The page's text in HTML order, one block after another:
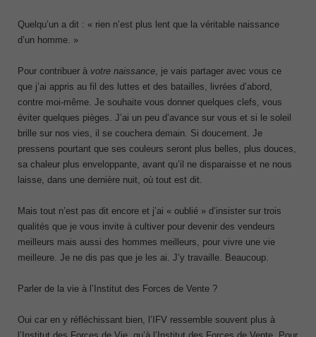
Quelqu’un a dit : « rien n’est plus lent que la véritable naissance
d’un homme. »
Pour contribuer à votre naissance , je vais partager avec vous ce
que j’ai appris au fil des luttes et des batailles, livrées d’abord,
contre moi-même. Je souhaite vous donner quelques clefs, vous
éviter quelques pièges. J’ai un peu d’avance sur vous et si le soleil
brille sur nos vies, il se couchera demain. Si doucement. Je
pressens pourtant que ses couleurs seront plus belles, plus douces,
sa chaleur plus enveloppante, avant qu’il ne disparaisse et ne nous
laisse, dans une dernière nuit, où tout est dit.
Mais tout n’est pas dit encore et j’ai « oublié » d’insister sur trois
qualités que je vous invite à cultiver pour devenir des vendeurs
meilleurs mais aussi des hommes meilleurs, pour vivre une vie
meilleure. Je ne dis pas que je les ai. J’y travaille. Beaucoup.
Parler de la vie à l’Institut des Forces de Vente ?
Oui car en y réfléchissant bien, l’IFV ressemble souvent plus à